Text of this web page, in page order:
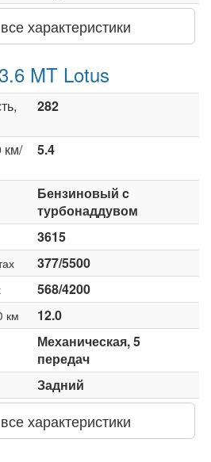
характеристики
MT Lotus
282
км/
5.4
Бензиновый c
турбонаддувом
3615
377/5500
568/4200
км
12.0
Механическая, 5
передач
Задний
характеристики